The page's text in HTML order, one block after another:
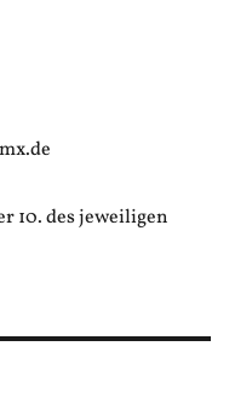
10. des jeweiligen